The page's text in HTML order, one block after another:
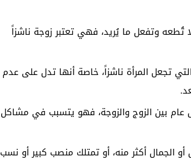
وتفعل ما يُريد، فهي تعتبر زوجة ناشزاً
تجعل المرأة ناشزاً، خاصة أنها تدل على عدم
بين الزوج والزوجة، فهو يتسبب في مشاكل
الجمال أكثر منه، أو تمتلك منصب كبير أو نسب